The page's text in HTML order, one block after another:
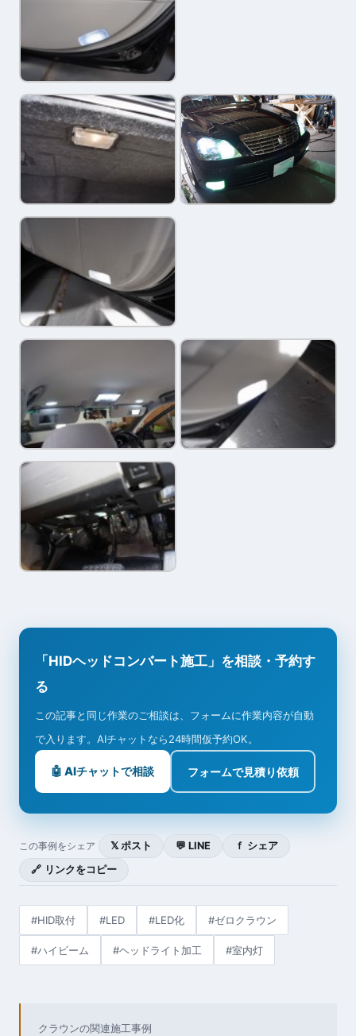
「HIDヘッドコンバート施工」を相談・予約す
る
この記事と同じ作業のご相談は、フォームに作業内容が自動
で入ります。AIチャットなら24時間仮予約OK。
🤖 AIチャットで相談 フォームで見積り依頼
この事例をシェア 𝕏 ポスト 💬 LINE
ｆ シェア
🔗 リンクをコピー
#HID取付 #LED #LED化 #ゼロクラウン
#ハイビーム #ヘッドライト加工 #室内灯
クラウンの関連施工事例